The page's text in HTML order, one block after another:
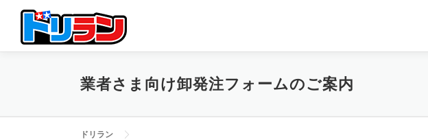
ン
業者さま向け卸発注フォームのご案内
ドリラン